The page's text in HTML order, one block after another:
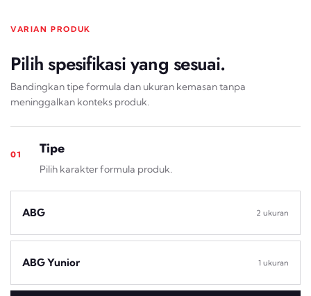
VARIAN PRODUK
Pilih spesifikasi yang sesuai.
Bandingkan tipe formula dan ukuran kemasan tanpa
meninggalkan konteks produk.
01 Tipe
Pilih karakter formula produk.
ABG 2 ukuran
ABG Yunior 1 ukuran